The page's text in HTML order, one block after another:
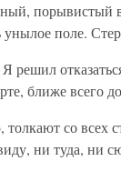
порывистый
поле.
решил
ближе всего
со всех
ни туда, ни